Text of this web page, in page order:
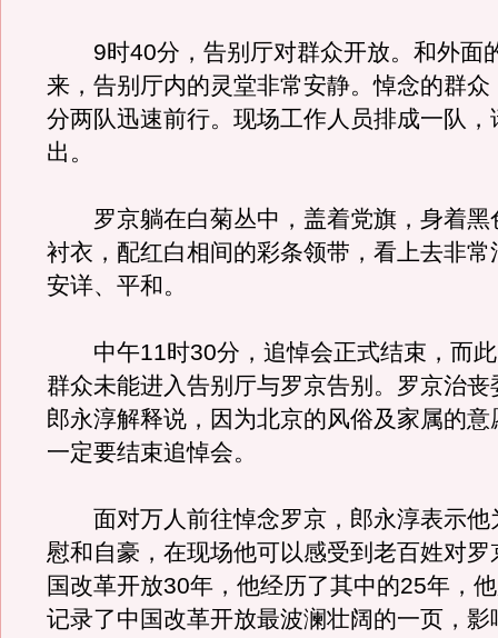
9时40分，告别厅对群众开放。和外面
来，告别厅内的灵堂非常安静。悼念的群众
分两队迅速前行。现场工作人员排成一队，
出。
罗京躺在白菊丛中，盖着党旗，身着黑
衬衣，配红白相间的彩条领带，看上去非常
安详、平和。
中午11时30分，追悼会正式结束，而此
群众未能进入告别厅与罗京告别。罗京治丧
郎永淳解释说，因为北京的风俗及家属的
一定要结束追悼会。
面对万人前往悼念罗京，郎永淳表示他
慰和自豪，在现场他可以感受到老百姓对罗
国改革开放30年，他经历了其中的25年，
记录了中国改革开放最波澜壮阔的一页，影